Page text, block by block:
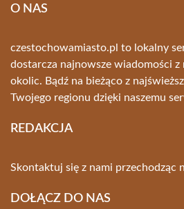
O NAS
czestochowamiasto.pl to lokalny
dostarcza najnowsze wiadomości z
okolic. Bądź na bieżąco z
Twojego regionu dzięki naszemu
REDAKCJA
Skontaktuj się z nami przechodząc
DOŁĄCZ DO NAS